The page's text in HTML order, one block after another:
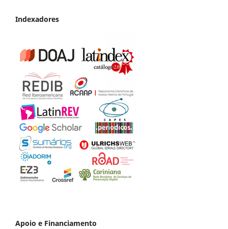
Indexadores
Apoio e Financiamento